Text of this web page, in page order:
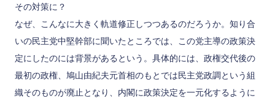
その対策に？
なぜ、こんなに大きく軌道修正しつつあるのだろうか。知り合
いの民主党中堅幹部に聞いたところでは、この党主導の政策決
定にしたのには背景があるという。具体的には、政権交代後の
最初の政権、鳩山由紀夫元首相のもとでは民主党政調という組
織そのものが廃止となり、内閣に政策決定を一元化するように